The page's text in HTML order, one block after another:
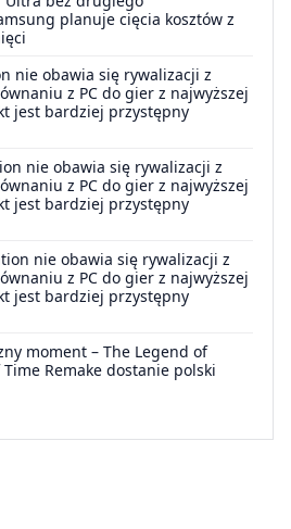
planuje cięcia kosztów z
nie obawia się rywalizacji z
z PC do gier z najwyższej
jest bardziej przystępny
nie obawia się rywalizacji z
z PC do gier z najwyższej
jest bardziej przystępny
nie obawia się rywalizacji z
z PC do gier z najwyższej
jest bardziej przystępny
moment – The Legend of
Remake dostanie polski